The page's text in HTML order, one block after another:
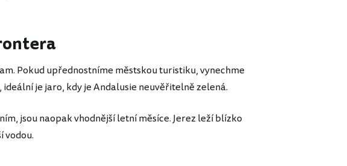
Pokud upřednostníme městskou turistiku, vynechme
je jaro, kdy je Andalusie neuvěřitelně zelená.
jsou naopak vhodnější letní měsíce. Jerez leží blízko
vodou.